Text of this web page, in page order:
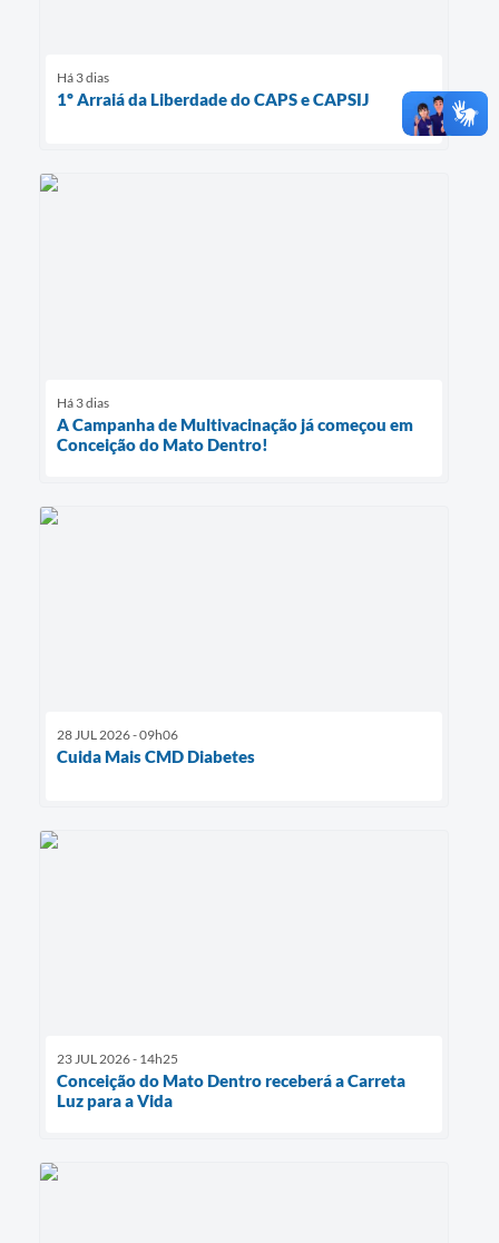
Há 3 dias
1º Arraiá da Liberdade do CAPS e CAPSIJ
Há 3 dias
A Campanha de Multivacinação já começou em
Conceição do Mato Dentro!
28 JUL 2026 - 09h06
Cuida Mais CMD Diabetes
23 JUL 2026 - 14h25
Conceição do Mato Dentro receberá a Carreta
Luz para a Vida